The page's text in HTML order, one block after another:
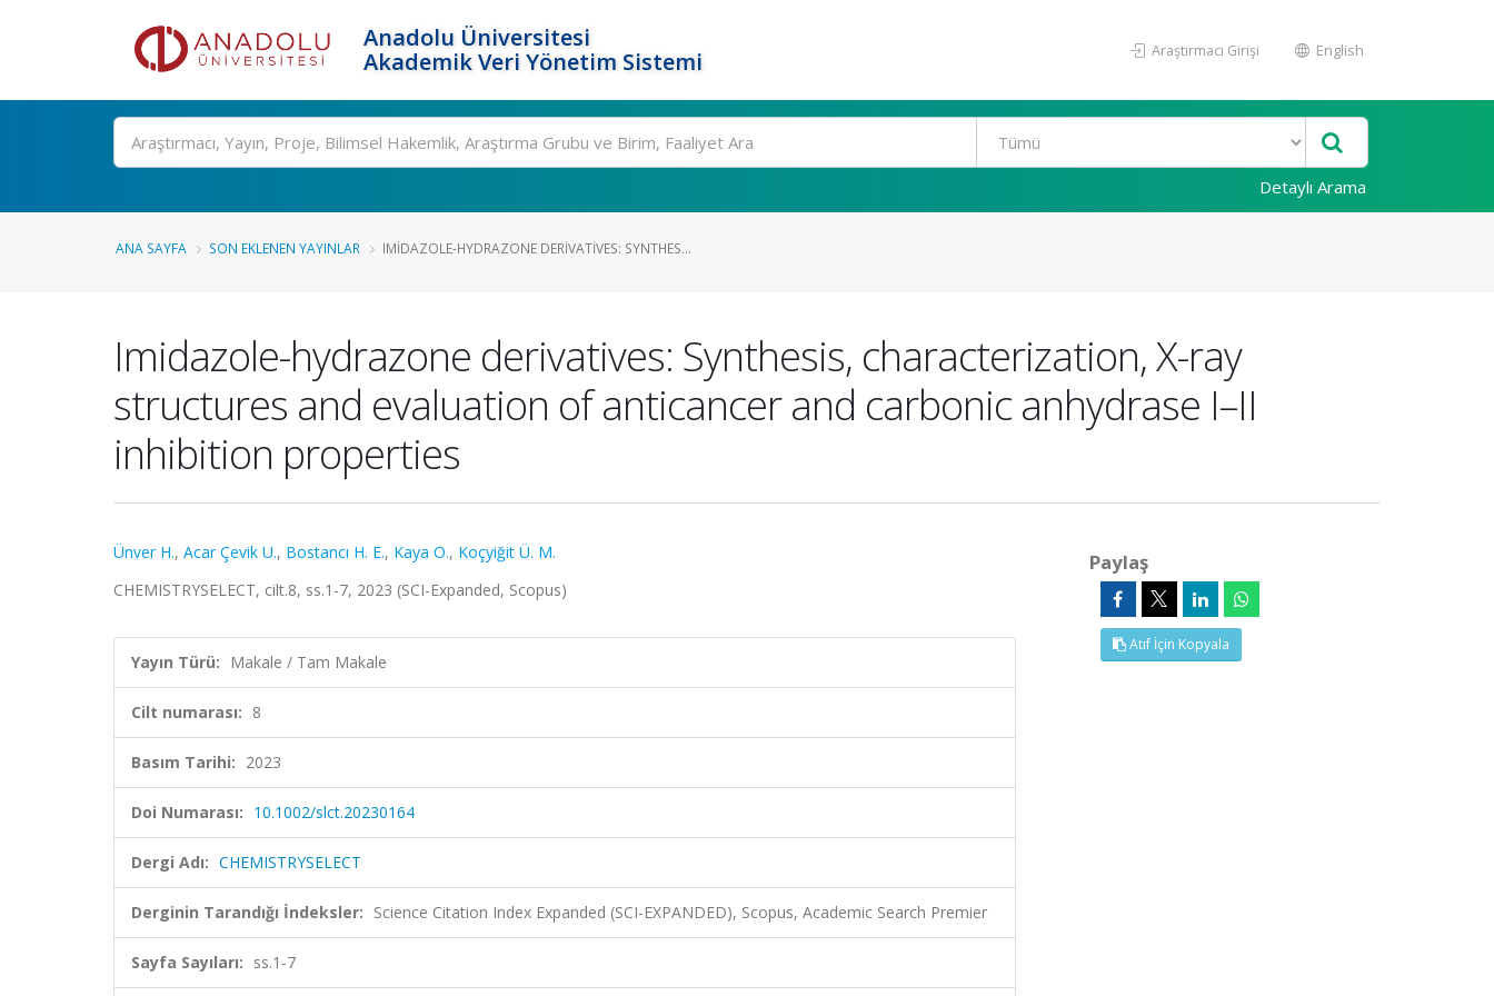
Anadolu Üniversitesi
Akademik Veri Yönetim Sistemi
Araştırmacı Girişi English
Ara
Detaylı Arama
ANA SAYFA SON EKLENEN YAYINLAR IMIDAZOLE-HYDRAZONE DERIVATIVES: SYNTHES...
Imidazole-hydrazone derivatives: Synthesis, characterization, X-ray
structures and evaluation of anticancer and carbonic anhydrase I–II
inhibition properties
Ünver H., Acar Çevik U., Bostancı H. E., Kaya O., Koçyiğit Ü. M.
CHEMISTRYSELECT, cilt.8, ss.1-7, 2023 (SCI-Expanded, Scopus)
Yayın Türü: Makale / Tam Makale
Cilt numarası: 8
Basım Tarihi: 2023
Doi Numarası: 10.1002/slct.20230164
Dergi Adı: CHEMISTRYSELECT
Derginin Tarandığı İndeksler: Science Citation Index Expanded (SCI-EXPANDED), Scopus, Academic Search Premier
Sayfa Sayıları: ss.1-7
Paylaş
Atıf İçin Kopyala